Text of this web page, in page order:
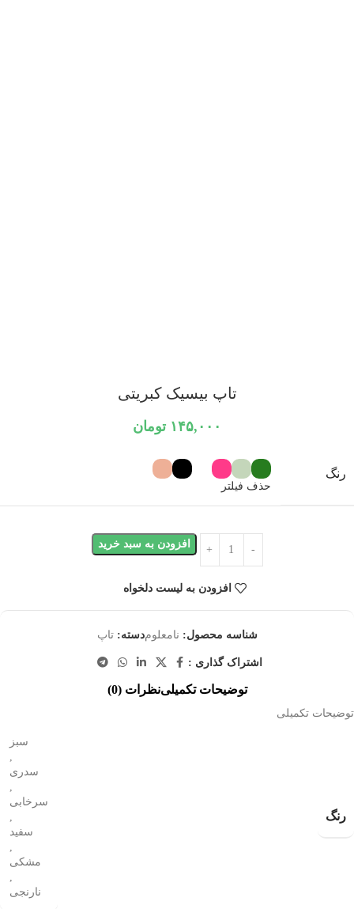
تاپ بیسیک کبریتی
۱۴۵,۰۰۰ تومان
رنگ
حذف فیلتر
افزودن به سبد خرید
افزودن به لیست دلخواه
شناسه محصول: نامعلومدسته: تاپ
اشتراک گذاری :
توضیحات تکمیلینظرات (0)
توضیحات تکمیلی
رنگ
سبز
,
سدری
,
سرخابی
,
سفید
,
مشکی
,
نارنجی